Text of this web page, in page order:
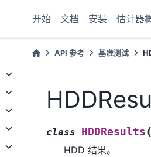
开始 文档 安装 估计器
API 参考 基准测试
class HDDResults (
HDD 结果。